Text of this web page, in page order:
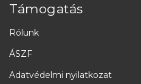
Támogatás
Rólunk
ÁSZF
Adatvédelmi nyilatkozat